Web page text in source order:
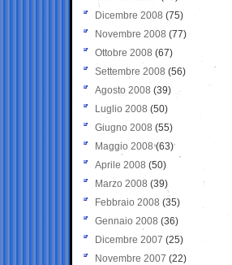
Dicembre 2008 (75)
Novembre 2008 (77)
Ottobre 2008 (67)
Settembre 2008 (56)
Agosto 2008 (39)
Luglio 2008 (50)
Giugno 2008 (55)
Maggio 2008(63)
Aprile 2008 (50)
Marzo 2008 (39)
Febbraio 2008 (35)
Gennaio 2008 (36)
Dicembre 2007 (25)
Novembre 2007 (22)